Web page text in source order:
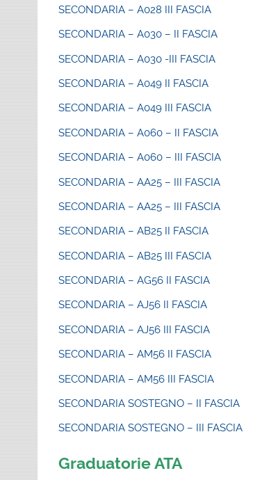
SECONDARIA – A028 III FASCIA
SECONDARIA – A030 – II FASCIA
SECONDARIA – A030 -III FASCIA
SECONDARIA – A049 II FASCIA
SECONDARIA – A049 III FASCIA
SECONDARIA – A060 – II FASCIA
SECONDARIA – A060 – III FASCIA
SECONDARIA – AA25 – III FASCIA
SECONDARIA – AA25 – III FASCIA
SECONDARIA – AB25 II FASCIA
SECONDARIA – AB25 III FASCIA
SECONDARIA – AG56 II FASCIA
SECONDARIA – AJ56 II FASCIA
SECONDARIA – AJ56 III FASCIA
SECONDARIA – AM56 II FASCIA
SECONDARIA – AM56 III FASCIA
SECONDARIA SOSTEGNO – II FASCIA
SECONDARIA SOSTEGNO – III FASCIA
Graduatorie ATA